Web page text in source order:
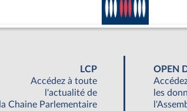
LCP
Accédez à toute
l'actualité de
la Chaine Parlementaire
OPEN
les